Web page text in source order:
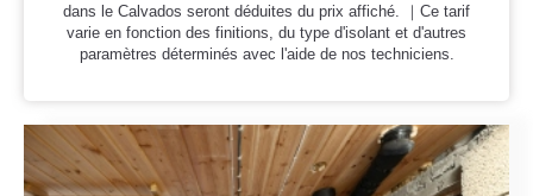
dans le Calvados seront déduites du prix affiché. ｜Ce tarif
varie en fonction des finitions, du type d'isolant et d'autres
paramètres déterminés avec l'aide de nos techniciens.